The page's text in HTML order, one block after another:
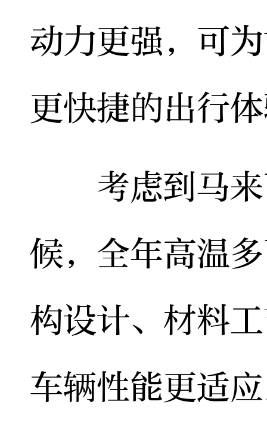
动力更强，可
更快捷的出行
考虑到马来
候，全年高温
构设计、材料
车辆性能更适